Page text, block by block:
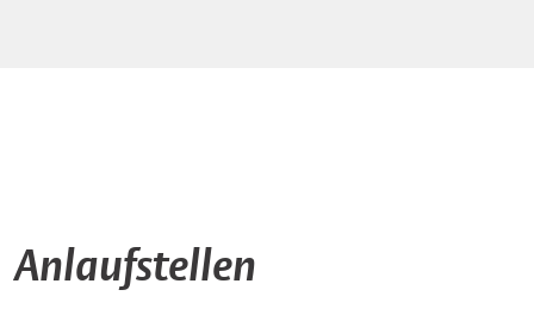
Anlaufstellen